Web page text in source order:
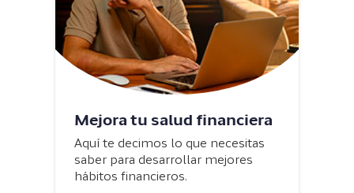
Mejora tu salud financiera
Aquí te decimos lo que necesitas
saber para desarrollar mejores
hábitos financieros.